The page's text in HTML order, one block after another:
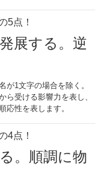
5点！
展する。逆
が1文字の場合を除く。
ら受ける影響力を表し、
応性を表します。
4点！
。順調に物